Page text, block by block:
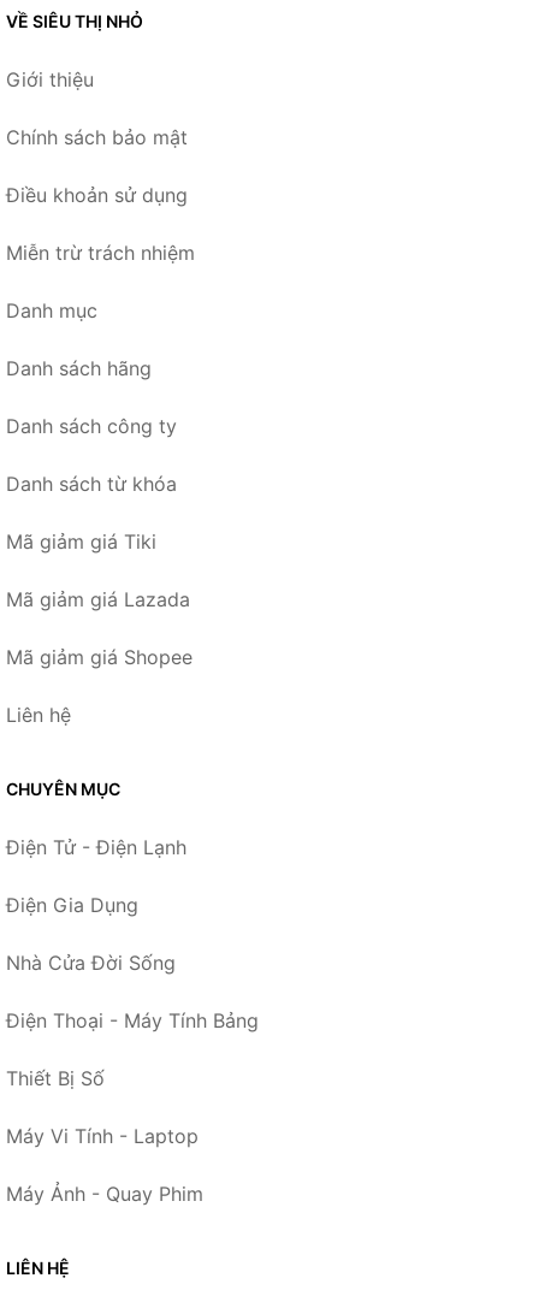
VỀ SIÊU THỊ NHỎ
Giới thiệu
Chính sách bảo mật
Điều khoản sử dụng
Miễn trừ trách nhiệm
Danh mục
Danh sách hãng
Danh sách công ty
Danh sách từ khóa
Mã giảm giá Tiki
Mã giảm giá Lazada
Mã giảm giá Shopee
Liên hệ
CHUYÊN MỤC
Điện Tử - Điện Lạnh
Điện Gia Dụng
Nhà Cửa Đời Sống
Điện Thoại - Máy Tính Bảng
Thiết Bị Số
Máy Vi Tính - Laptop
Máy Ảnh - Quay Phim
LIÊN HỆ